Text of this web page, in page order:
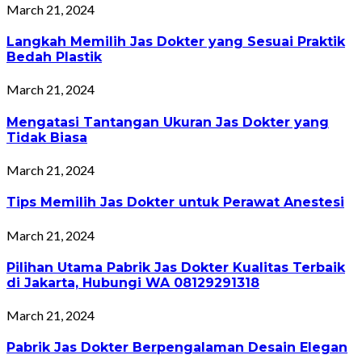
March 21, 2024
Langkah Memilih Jas Dokter yang Sesuai Praktik
Bedah Plastik
March 21, 2024
Mengatasi Tantangan Ukuran Jas Dokter yang
Tidak Biasa
March 21, 2024
Tips Memilih Jas Dokter untuk Perawat Anestesi
March 21, 2024
Pilihan Utama Pabrik Jas Dokter Kualitas Terbaik
di Jakarta, Hubungi WA 08129291318
March 21, 2024
Pabrik Jas Dokter Berpengalaman Desain Elegan